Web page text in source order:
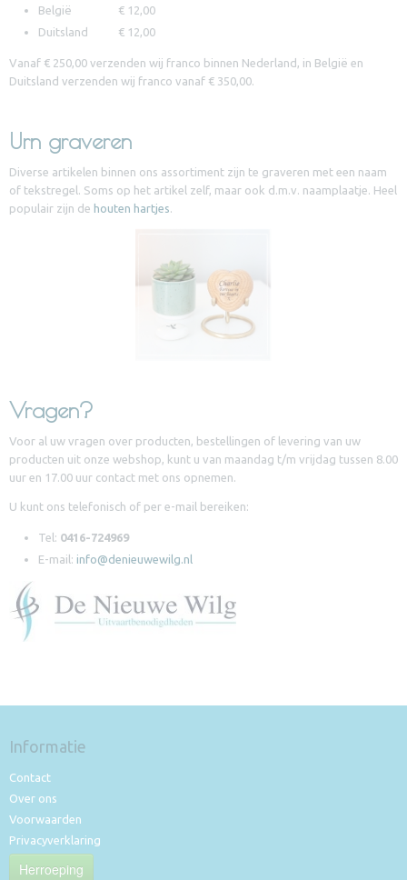
België € 12,00
Duitsland € 12,00
Vanaf € 250,00 verzenden wij franco binnen Nederland, in België en
Duitsland verzenden wij franco vanaf € 350,00.
Urn graveren
Diverse artikelen binnen ons assortiment zijn te graveren met een naam
of tekstregel. Soms op het artikel zelf, maar ook d.m.v. naamplaatje. Heel
populair zijn de houten hartjes.
Vragen?
Voor al uw vragen over producten, bestellingen of levering van uw
producten uit onze webshop, kunt u van maandag t/m vrijdag tussen 8.00
uur en 17.00 uur contact met ons opnemen.
U kunt ons telefonisch of per e-mail bereiken:
Tel: 0416-724969
E-mail: info@denieuwewilg.nl
Informatie
Contact
Over ons
Voorwaarden
Privacyverklaring
Herroeping